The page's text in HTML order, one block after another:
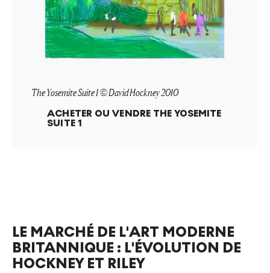
The Yosemite Suite 1 © David Hockney 2010
ACHETER OU VENDRE THE YOSEMITE
SUITE 1
LE MARCHÉ DE L'ART MODERNE
BRITANNIQUE : L'ÉVOLUTION DE
HOCKNEY ET RILEY